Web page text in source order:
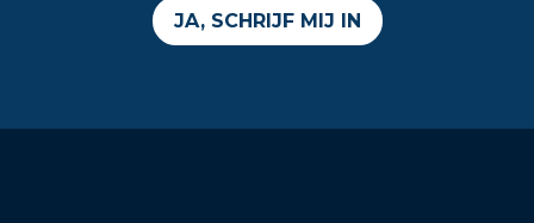
JA, SCHRIJF MIJ IN